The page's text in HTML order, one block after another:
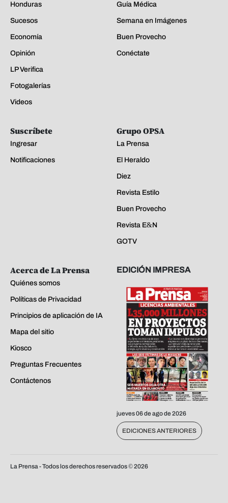
Honduras
Sucesos
Economía
Opinión
LP Verifica
Fotogalerías
Videos
Guía Médica
Semana en Imágenes
Buen Provecho
Conéctate
Suscríbete
Ingresar
Notificaciones
Grupo OPSA
La Prensa
El Heraldo
Diez
Revista Estilo
Buen Provecho
Revista E&N
GOTV
Acerca de La Prensa
Quiénes somos
Políticas de Privacidad
Principios de aplicación de IA
Mapa del sitio
Kiosco
Preguntas Frecuentes
Contáctenos
EDICIÓN IMPRESA
jueves 06 de ago de 2026
EDICIONES ANTERIORES
La Prensa - Todos los derechos reservados ©2026